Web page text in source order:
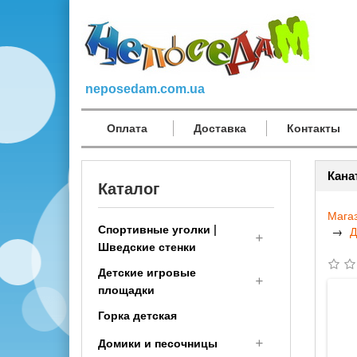
neposedam.com.ua
Оплата Доставка Контакты
Каталог
Спортивные уголки |
Шведские стенки
Спортивный комплекс
детям (малышам с 1 года)
Шведская стенка
Детские игровые
площадки
Деревянные детские
Горка детская
Домики и песочницы